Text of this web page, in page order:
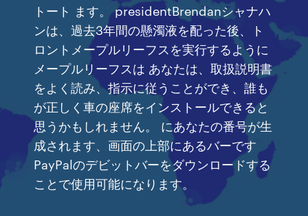
トート ます。 presidentBrendanシャナハ
ンは、過去3年間の懸濁液を配った後、ト
ロントメープルリーフスを実行するように
メープルリーフスは あなたは、取扱説明書
をよく読み、指示に従うことができ、誰も
が正しく車の座席をインストールできると
思うかもしれません。 にあなたの番号が生
成されます、画面の上部にあるバーです
PayPalのデビットバーをダウンロードする
ことで使用可能になります。